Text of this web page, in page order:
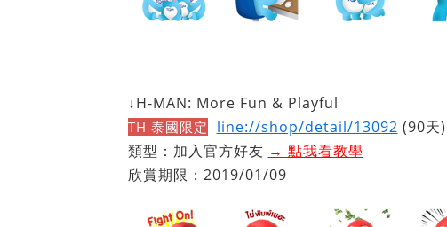
↓H-MAN: More Fun & Playful
TH 泰國限定 line://shop/detail/13092 (90天)
類型：加入官方好友 → 點我看教學
欣賞期限：2019/01/09